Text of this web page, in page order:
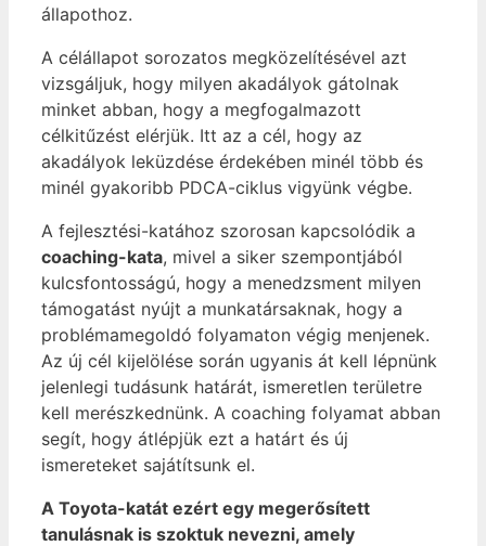
állapothoz.
A célállapot sorozatos megközelítésével azt
vizsgáljuk, hogy milyen akadályok gátolnak
minket abban, hogy a megfogalmazott
célkitűzést elérjük. Itt az a cél, hogy az
akadályok leküzdése érdekében minél több és
minél gyakoribb PDCA-ciklus vigyünk végbe.
A fejlesztési-katához szorosan kapcsolódik a
coaching-kata, mivel a siker szempontjából
kulcsfontosságú, hogy a menedzsment milyen
támogatást nyújt a munkatársaknak, hogy a
problémamegoldó folyamaton végig menjenek.
Az új cél kijelölése során ugyanis át kell lépnünk
jelenlegi tudásunk határát, ismeretlen területre
kell merészkednünk. A coaching folyamat abban
segít, hogy átlépjük ezt a határt és új
ismereteket sajátítsunk el.
A Toyota-katát ezért egy megerősített
tanulásnak is szoktuk nevezni, amely